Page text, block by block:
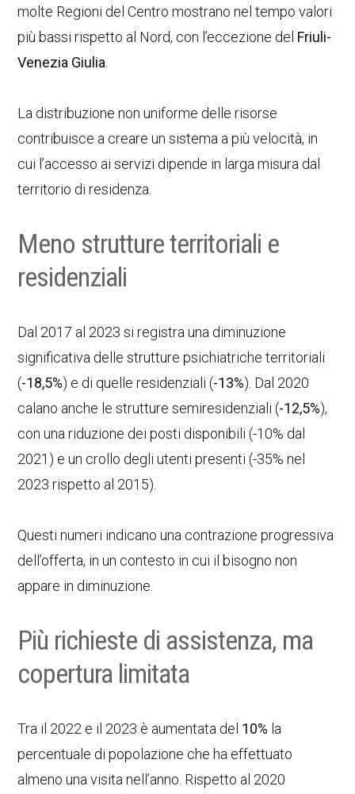
molte Regioni del Centro mostrano nel tempo valori
più bassi rispetto al Nord, con l’eccezione del Friuli-
Venezia Giulia
La distribuzione non uniforme delle risorse
contribuisce a creare un sistema a più velocità, in
cui l’accesso ai servizi dipende in larga misura dal
territorio di residenza.
Meno strutture territoriali e
residenziali
Dal 2017 al 2023 si registra una diminuzione
significativa delle strutture psichiatriche territoriali
(-18,5%) e di quelle residenziali (-13%). Dal 2020
calano anche le strutture semiresidenziali (-12,5%),
con una riduzione dei posti disponibili (-10% dal
2021) e un crollo degli utenti presenti (-35% nel
2023 rispetto al 2015).
Questi numeri indicano una contrazione progressiva
dell’offerta, in un contesto in cui il bisogno non
appare in diminuzione.
Più richieste di assistenza, ma
copertura limitata
Tra il 2022 e il 2023 è aumentata del 10% la
percentuale di popolazione che ha effettuato
almeno una visita nell’anno. Rispetto al 2020